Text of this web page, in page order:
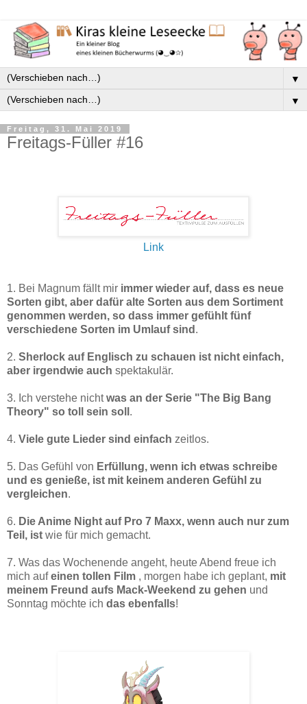
▼
▼
Freitag, 31. Mai 2019
Freitags-Füller #16
Link
1. Bei Magnum fällt mir immer wieder auf, dass es neue
Sorten gibt, aber dafür alte Sorten aus dem Sortiment
genommen werden, so dass immer gefühlt fünf
verschiedene Sorten im Umlauf sind .
2. Sherlock auf Englisch zu schauen ist nicht einfach,
aber irgendwie auch spektakulär.
3. Ich verstehe nichtwas an der Serie "The Big Bang
Theory" so toll sein soll .
4. Viele gute Lieder sind einfach zeitlos.
5. Das Gefühl von Erfüllung, wenn ich etwas schreibe
und es genieße, ist mit keinem anderen Gefühl zu
vergleichen.
6. Die Anime Night auf Pro 7 Maxx, wenn auch nur zum
Teil, ist wie für mich gemacht.
7. Was das Wochenende angeht, heute Abend freue ich
mich aufeinen tollen Film , morgen habe ich geplant, mit
meinem Freund aufs Mack-Weekend zu gehen und
Sonntag möchte ich das ebenfalls!